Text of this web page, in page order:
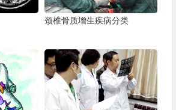
颈椎骨质增生疾病分类